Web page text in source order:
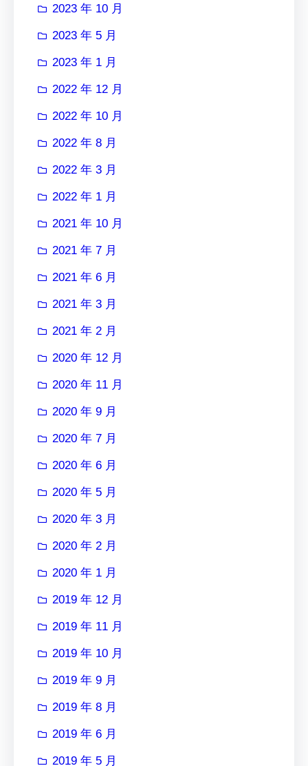
2023 年 10 月
2023 年 5 月
2023 年 1 月
2022 年 12 月
2022 年 10 月
2022 年 8 月
2022 年 3 月
2022 年 1 月
2021 年 10 月
2021 年 7 月
2021 年 6 月
2021 年 3 月
2021 年 2 月
2020 年 12 月
2020 年 11 月
2020 年 9 月
2020 年 7 月
2020 年 6 月
2020 年 5 月
2020 年 3 月
2020 年 2 月
2020 年 1 月
2019 年 12 月
2019 年 11 月
2019 年 10 月
2019 年 9 月
2019 年 8 月
2019 年 6 月
2019 年 5 月